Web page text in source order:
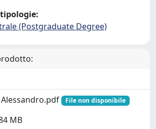
(Postgraduate Degree)
File non disponibile
MB